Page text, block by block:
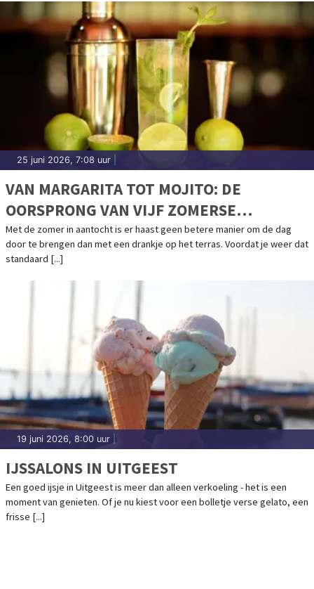
25 juni 2026, 7:08 uur
VAN MARGARITA TOT MOJITO: DE
OORSPRONG VAN VIJF ZOMERSE
COCKTAILKLASSIEKERS
Met de zomer in aantocht is er haast geen betere manier om de dag
door te brengen dan met een drankje op het terras. Voordat je weer dat
standaard [...]
19 juni 2026, 8:00 uur
IJSSALONS IN UITGEEST
Een goed ijsje in Uitgeest is meer dan alleen verkoeling - het is een
moment van genieten. Of je nu kiest voor een bolletje verse gelato, een
frisse [...]